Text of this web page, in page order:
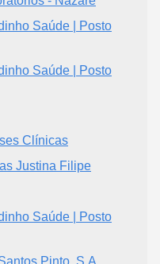
Saúde | Posto
Saúde | Posto
Clínicas
Justina Filipe
Saúde | Posto